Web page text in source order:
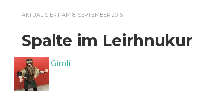
AKTUALISIERT AM 8. SEPTEMBER 2016
Spalte im Leirhnukur
Gimli